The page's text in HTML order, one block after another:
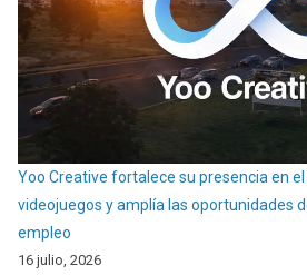
Yoo Creative fortalece su presencia en
videojuegos y amplía las oportunidades
empleo
16 julio, 2026